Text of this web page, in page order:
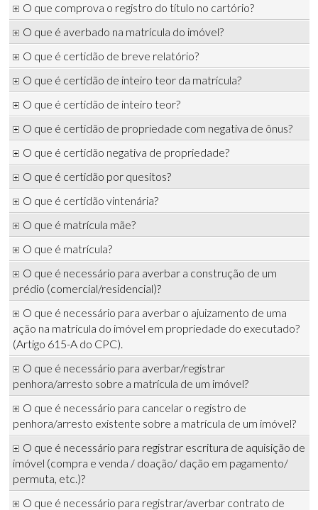
O que comprova o registro do título no cartório?
O que é averbado na matrícula do imóvel?
O que é certidão de breve relatório?
O que é certidão de inteiro teor da matrícula?
O que é certidão de inteiro teor?
O que é certidão de propriedade com negativa de ônus?
O que é certidão negativa de propriedade?
O que é certidão por quesitos?
O que é certidão vintenária?
O que é matrícula mãe?
O que é matrícula?
O que é necessário para averbar a construção de um
prédio (comercial/residencial)?
O que é necessário para averbar o ajuizamento de uma
ação na matrícula do imóvel em propriedade do executado?
(Artigo 615-A do CPC).
O que é necessário para averbar/registrar
penhora/arresto sobre a matrícula de um imóvel?
O que é necessário para cancelar o registro de
penhora/arresto existente sobre a matrícula de um imóvel?
O que é necessário para registrar escritura de aquisição de
imóvel (compra e venda / doação/ dação em pagamento/
permuta, etc.)?
O que é necessário para registrar/averbar contrato de